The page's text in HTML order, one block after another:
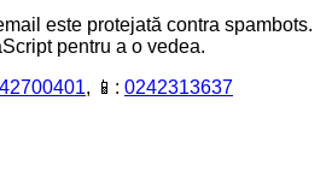
este protejată contra spambots.
pentru a o vedea.
, 📱: 0242313637